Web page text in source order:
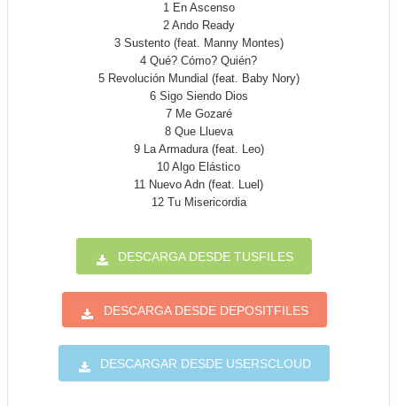
1 En Ascenso
2 Ando Ready
3 Sustento (feat. Manny Montes)
4 Qué? Cómo? Quién?
5 Revolución Mundial (feat. Baby Nory)
6 Sigo Siendo Dios
7 Me Gozaré
8 Que Llueva
9 La Armadura (feat. Leo)
10 Algo Elástico
11 Nuevo Adn (feat. Luel)
12 Tu Misericordia
DESCARGA DESDE TUSFILES
DESCARGA DESDE DEPOSITFILES
DESCARGAR DESDE USERSCLOUD